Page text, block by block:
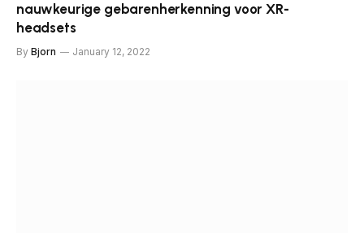
nauwkeurige gebarenherkenning voor XR-
headsets
By Bjorn January 12, 2022